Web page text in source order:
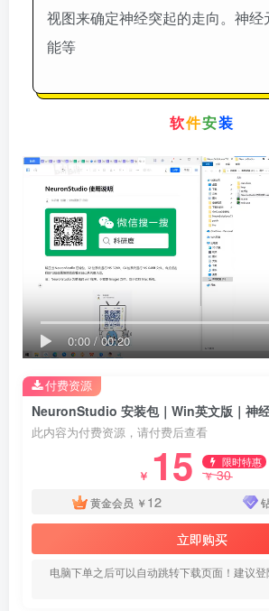
视图来确定神经突起的走向。神经
能等
软件安装
0:00/00:20
此内容为付费资源，请付费后查看
￥ 15 限时特惠
￥30
黄金会员 ￥ 12
立即购买
电脑下单之后可以自动跳转下载页面！建议
付费资源